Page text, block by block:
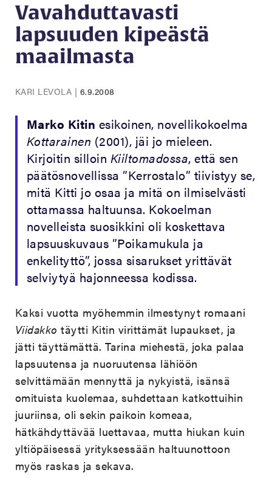
Vavahduttavasti
lapsuuden kipeästä
maailmasta
KARI LEVOLA | 6.9.2008
Marko Kitin esikoinen, novellikokoelma
Kottarainen (2001), jäi jo mieleen.
Kirjoitin silloin Kiiltomadossa, että sen
päätösnovellissa ”Kerrostalo” tiivistyy se,
mitä Kitti jo osaa ja mitä on ilmiselvästi
ottamassa haltuunsa. Kokoelman
novelleista suosikkini oli koskettava
lapsuuskuvaus ”Poikamukula ja
enkelityttö”, jossa sisarukset yrittävät
selviytyä hajonneessa kodissa.
Kaksi vuotta myöhemmin ilmestynyt romaani
Viidakko täytti Kitin virittämät lupaukset, ja
jätti täyttämättä. Tarina miehestä, joka palaa
lapsuutensa ja nuoruutensa lähiöön
selvittämään mennyttä ja nykyistä, isänsä
omituista kuolemaa, suhdettaan katkottuihin
juuriinsa, oli sekin paikoin komeaa,
hätkähdyttävää luettavaa, mutta hiukan kuin
yltiöpäisessä yrityksessään haltuunottoon
myös raskas ja sekava.